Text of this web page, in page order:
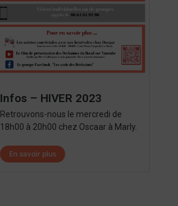
Infos – HIVER 2023
Retrouvons-nous le mercredi de
18h00 à 20h00 chez Oscaar à Marly.
En savoir plus